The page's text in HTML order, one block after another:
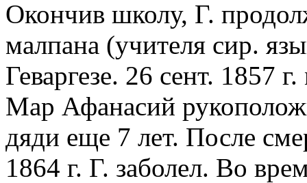
Окончив школу, Г.
малпана (учителя сир.
Геваргезе. 26 сент. 1857
Мар Афанасий
дяди еще 7 лет. После
1864 г. Г. заболел. Во